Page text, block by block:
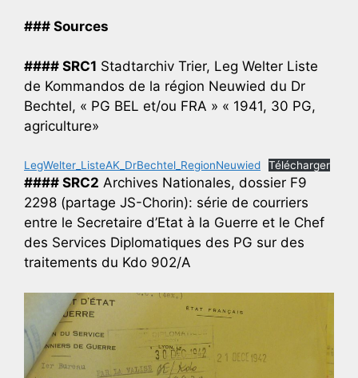
### Sources
#### SRC1 Stadtarchiv Trier, Leg Welter Liste
de Kommandos de la région Neuwied du Dr
Bechtel, « PG BEL et/ou FRA » « 1941, 30 PG,
agriculture»
LegWelter_ListeAK_DrBechtel_RegionNeuwied Télécharger
#### SRC2 Archives Nationales, dossier F9
2298 (partage JS-Chorin): série de courriers
entre le Secretaire d’Etat à la Guerre et le Chef
des Services Diplomatiques des PG sur des
traitements du Kdo 902/A